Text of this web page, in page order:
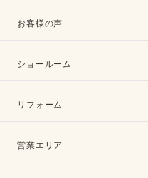
お客様の声
ショールーム
リフォーム
営業エリア